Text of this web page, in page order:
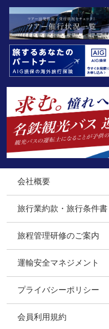
会社概要
旅行業約款・旅行条件書
旅程管理研修のご案内
運輸安全マネジメント
プライバシーポリシー
会員利用規約